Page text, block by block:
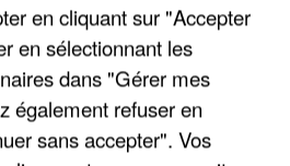
en cliquant sur "Accepter
en sélectionnant les
dans "Gérer mes
également refuser en
sans accepter". Vos